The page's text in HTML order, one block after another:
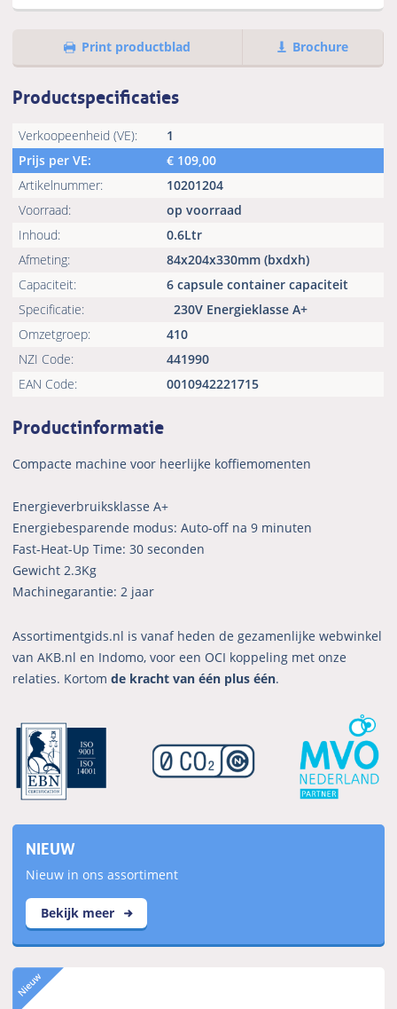
Print productblad Brochure
Productspecificaties
Verkoopeenheid (VE):
1
Prijs per VE:
€ 109,00
Artikelnummer:
10201204
Voorraad:
op voorraad
Inhoud:
0.6Ltr
Afmeting:
84x204x330mm (bxdxh)
Capaciteit:
6 capsule container capaciteit
Specificatie:
230V Energieklasse A+
Omzetgroep:
410
NZI Code:
441990
EAN Code:
0010942221715
Productinformatie
Compacte machine voor heerlijke koffiemomenten
Energieverbruiksklasse A+
Energiebesparende modus: Auto-off na 9 minuten
Fast-Heat-Up Time: 30 seconden
Gewicht 2.3Kg
Machinegarantie: 2 jaar
Assortimentgids.nl is vanaf heden de gezamenlijke webwinkel
van AKB.nl en Indomo, voor een OCI koppeling met onze
relaties. Kortomde kracht van één plus één.
NIEUW
Nieuw in ons assortiment
Bekijk meer